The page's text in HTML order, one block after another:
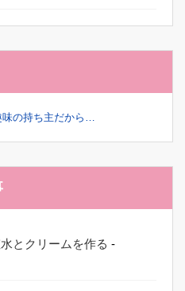
味の持ち主だから…
とクリームを作る -